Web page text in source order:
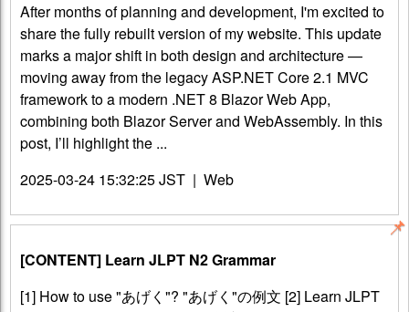
After months of planning and development, I'm excited to
share the fully rebuilt version of my website. This update
marks a major shift in both design and architecture —
moving away from the legacy ASP.NET Core 2.1 MVC
framework to a modern .NET 8 Blazor Web App,
combining both Blazor Server and WebAssembly. In this
post, I’ll highlight the ...
2025-03-24 15:32:25 JST | Web
📌
[CONTENT] Learn JLPT N2 Grammar
[1] How to use "あげく"? "あげく"の例文 [2] Learn JLPT